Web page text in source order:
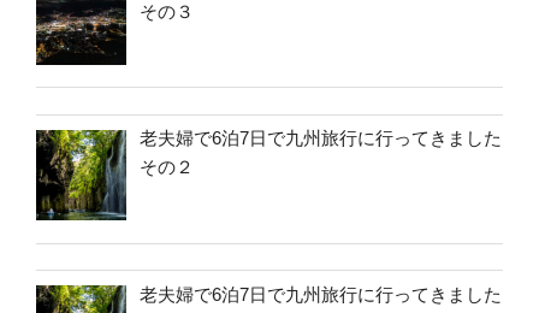
その３
老夫婦で6泊7日で九州旅行に行ってきました
その２
老夫婦で6泊7日で九州旅行に行ってきました